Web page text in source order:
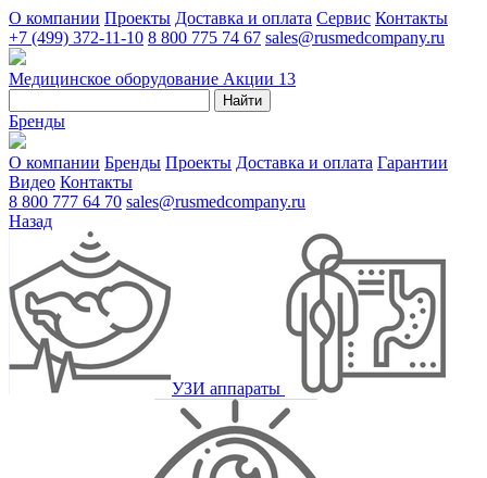
О компании Проекты Доставка и оплата Сервис Контакты
+7 (499) 372-11-10 8 800 775 74 67 sales@rusmedcompany.ru
Медицинское оборудование Акции 13
Найти
Бренды
О компании Бренды Проекты Доставка и оплата Гарантии
Видео Контакты
8 800 777 64 70 sales@rusmedcompany.ru
Назад
УЗИ аппараты